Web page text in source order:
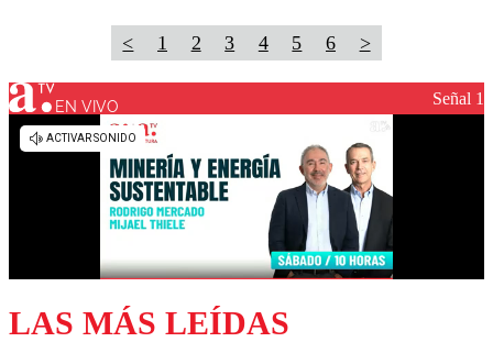
< 1 2 3 4 5 6 >
EN VIVO Señal 1
LAS MÁS LEÍDAS